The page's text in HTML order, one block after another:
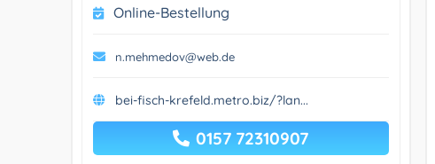
Online-Bestellung
n.mehmedov@web.de
bei-fisch-krefeld.metro.biz/?lan...
0157 72310907